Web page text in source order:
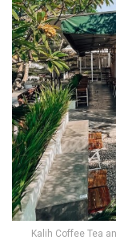
Kalih Coffee Tea